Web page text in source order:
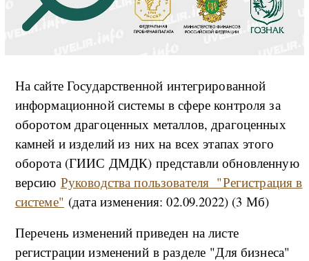
На сайте Государственной интегрированной
информационной системы в сфере контроля за
оборотом драгоценных металлов, драгоценных
камней и изделий из них на всех этапах этого
оборота (ГИИС ДМДК) представли обновленную
версию Руководства пользователя "Регистрация в
системе" (дата изменения: 02.09.2022) (3 Мб)
Перечень изменений приведен на листе
регистрации изменений в разделе "Для бизнеса"